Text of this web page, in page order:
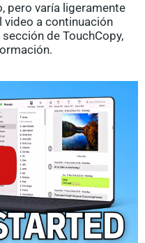
pero varía ligeramente
video a continuación
de TouchCopy,